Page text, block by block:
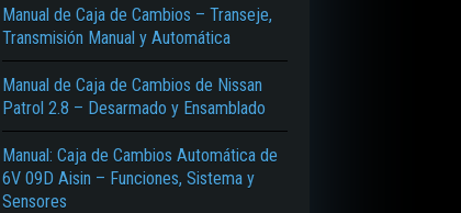
Manual de Caja de Cambios – Transeje,
Transmisión Manual y Automática
Manual de Caja de Cambios de Nissan
Patrol 2.8 – Desarmado y Ensamblado
Manual: Caja de Cambios Automática de
6V 09D Aisin – Funciones, Sistema y
Sensores